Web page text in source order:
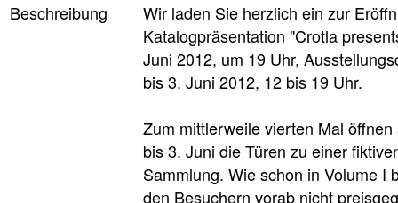
Beschreibung
Wir laden Sie herzlich ein zur
Katalogpräsentation "Crotla
Juni 2012, um 19 Uhr,
bis 3. Juni 2012, 12 bis 19 Uhr.
Zum mittlerweile vierten Mal
bis 3. Juni die Türen zu einer
Sammlung. Wie schon in Volume I
den Besuchern vorab nicht